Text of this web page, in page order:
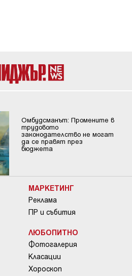
Омбудсманът: Промените в
трудовото
законодателство не могат
да се правят през
бюджета
МАРКЕТИНГ
Реклама
ПР и събития
ЛЮБОПИТНО
Фотогалерия
Класации
Хороскоп